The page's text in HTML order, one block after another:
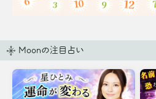
Moonの注目占い